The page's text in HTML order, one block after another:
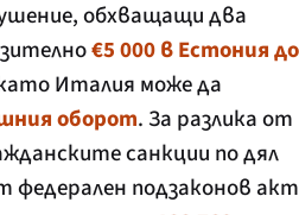
обхващащи два
€5 000 в Естония до
Италия може да
оборот. За разлика от
санкции по дял
федерален подзаконов акт